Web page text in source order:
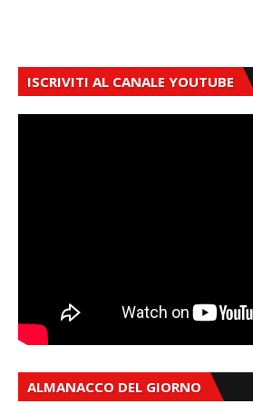
ISCRIVITI AL CANALE YOUTUBE
ALMANACCO DEL GIORNO